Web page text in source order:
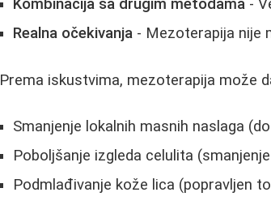
Kombinacija sa drugim metodama -
Realna očekivanja - Mezoterapija nije
Prema iskustvima, mezoterapija može
Smanjenje lokalnih masnih naslaga
Poboljšanje izgleda celulita
Podmlađivanje kože lica (popravljen